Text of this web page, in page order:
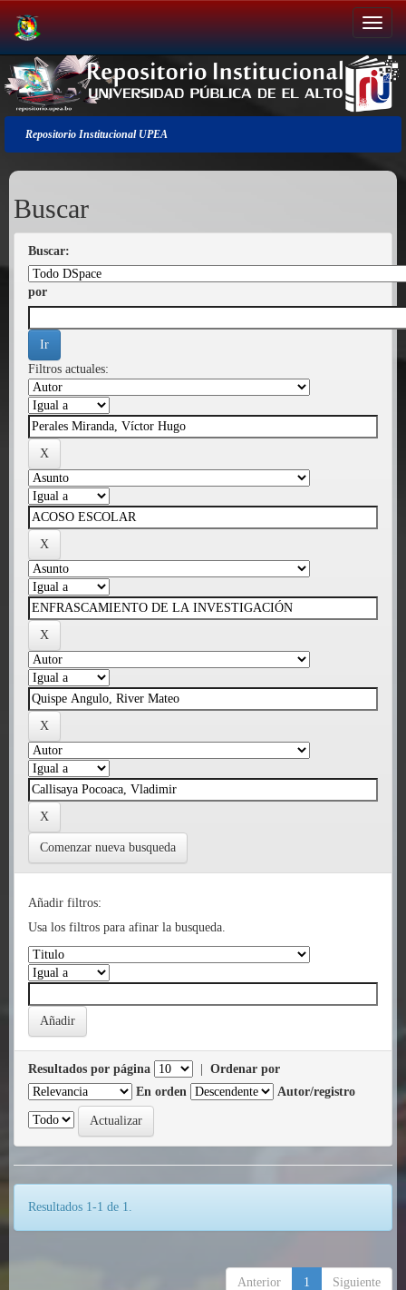
Salir
de
la
navegación
Repositorio Institucional UPEA
Buscar
Buscar:
por
Filtros actuales:
Comenzar nueva busqueda
Añadir filtros:
Usa los filtros para afinar la busqueda.
Resultados por página
Ordenar por
En orden
Autor/registro
Resultados 1-1 de 1.
Anterior 1 Siguiente